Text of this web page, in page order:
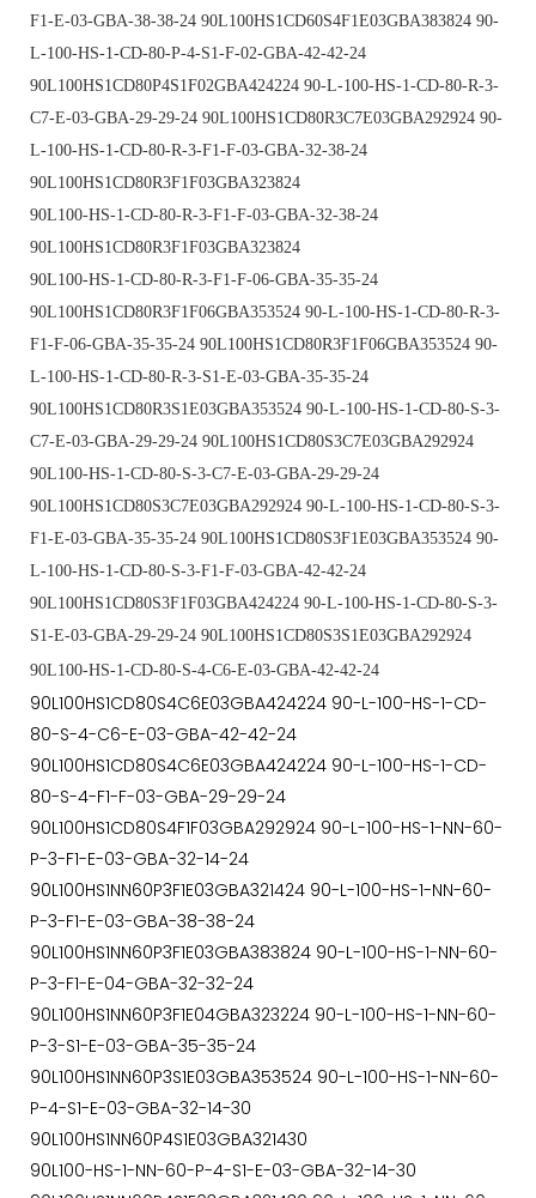
F1-E-03-GBA-38-38-24 90L100HS1CD60S4F1E03GBA383824 90-
L-100-HS-1-CD-80-P-4-S1-F-02-GBA-42-42-24
90L100HS1CD80P4S1F02GBA424224 90-L-100-HS-1-CD-80-R-3-
C7-E-03-GBA-29-29-24 90L100HS1CD80R3C7E03GBA292924 90-
L-100-HS-1-CD-80-R-3-F1-F-03-GBA-32-38-24
90L100HS1CD80R3F1F03GBA323824
90L100-HS-1-CD-80-R-3-F1-F-03-GBA-32-38-24
90L100HS1CD80R3F1F03GBA323824
90L100-HS-1-CD-80-R-3-F1-F-06-GBA-35-35-24
90L100HS1CD80R3F1F06GBA353524 90-L-100-HS-1-CD-80-R-3-
F1-F-06-GBA-35-35-24 90L100HS1CD80R3F1F06GBA353524 90-
L-100-HS-1-CD-80-R-3-S1-E-03-GBA-35-35-24
90L100HS1CD80R3S1E03GBA353524 90-L-100-HS-1-CD-80-S-3-
C7-E-03-GBA-29-29-24 90L100HS1CD80S3C7E03GBA292924
90L100-HS-1-CD-80-S-3-C7-E-03-GBA-29-29-24
90L100HS1CD80S3C7E03GBA292924 90-L-100-HS-1-CD-80-S-3-
F1-E-03-GBA-35-35-24 90L100HS1CD80S3F1E03GBA353524 90-
L-100-HS-1-CD-80-S-3-F1-F-03-GBA-42-42-24
90L100HS1CD80S3F1F03GBA424224 90-L-100-HS-1-CD-80-S-3-
S1-E-03-GBA-29-29-24 90L100HS1CD80S3S1E03GBA292924
90L100-HS-1-CD-80-S-4-C6-E-03-GBA-42-42-24
90L100HS1CD80S4C6E03GBA424224 90-L-100-HS-1-CD-
80-S-4-C6-E-03-GBA-42-42-24
90L100HS1CD80S4C6E03GBA424224 90-L-100-HS-1-CD-
80-S-4-F1-F-03-GBA-29-29-24
90L100HS1CD80S4F1F03GBA292924 90-L-100-HS-1-NN-60-
P-3-F1-E-03-GBA-32-14-24
90L100HS1NN60P3F1E03GBA321424 90-L-100-HS-1-NN-60-
P-3-F1-E-03-GBA-38-38-24
90L100HS1NN60P3F1E03GBA383824 90-L-100-HS-1-NN-60-
P-3-F1-E-04-GBA-32-32-24
90L100HS1NN60P3F1E04GBA323224 90-L-100-HS-1-NN-60-
P-3-S1-E-03-GBA-35-35-24
90L100HS1NN60P3S1E03GBA353524 90-L-100-HS-1-NN-60-
P-4-S1-E-03-GBA-32-14-30
90L100HS1NN60P4S1E03GBA321430
90L100-HS-1-NN-60-P-4-S1-E-03-GBA-32-14-30